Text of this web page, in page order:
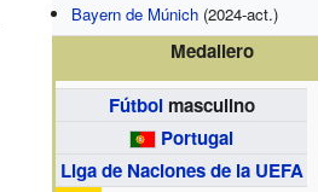
Bayern de Múnich (2024-act.)
Medallero
Fútbolmasculino
Portugal
Liga de Naciones de la UEFA